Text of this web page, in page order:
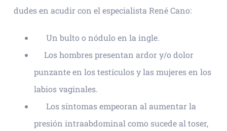
dudes en acudir con el especialista René Cano:
Un bulto o nódulo en la ingle.
Los hombres presentan ardor y/o dolor
punzante en los testículos y las mujeres en los
labios vaginales.
Los síntomas empeoran al aumentar la
presión intraabdominal como sucede al toser,